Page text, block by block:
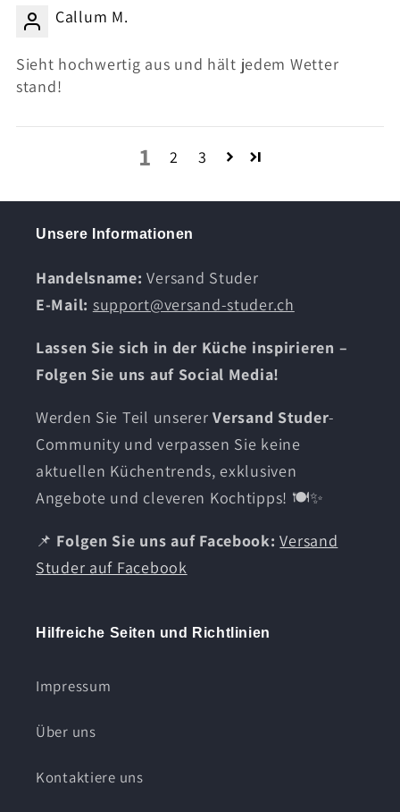
Callum M.
Sieht hochwertig aus und hält jedem Wetter
stand!
1 2 3
Unsere Informationen
Handelsname: Versand Studer
E-Mail: support@versand-studer.ch
Lassen Sie sich in der Küche inspirieren –
Folgen Sie uns auf Social Media!
Werden Sie Teil unsererVersand Studer-
Community und verpassen Sie keine
aktuellen Küchentrends, exklusiven
Angebote und cleveren Kochtipps! 🍽️✨
📌 Folgen Sie uns auf Facebook: Versand
Studer auf Facebook
Hilfreiche Seiten und Richtlinien
Impressum
Über uns
Kontaktiere uns